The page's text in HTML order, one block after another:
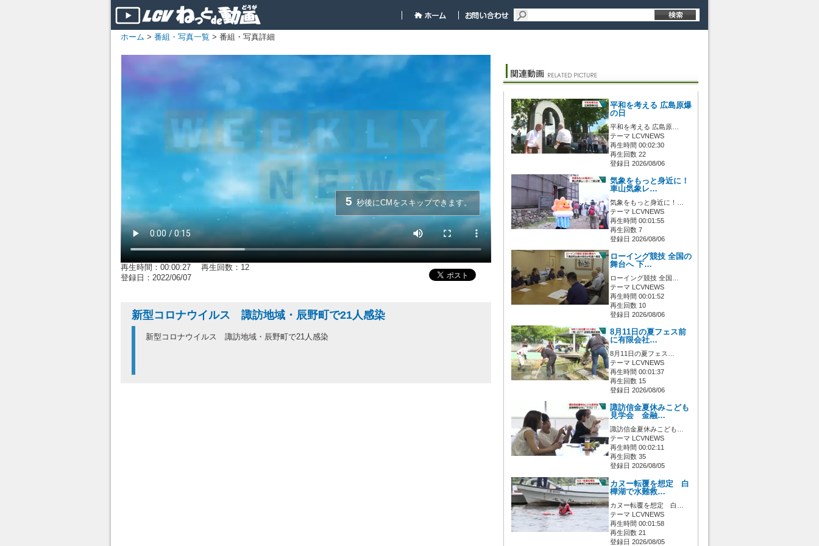
ホーム > 番組・写真一覧 > 番組・写真詳細
5 秒後にCMをスキップできます。
再生時間：00:00:27 再生回数：12
登録日：2022/06/07
新型コロナウイルス 諏訪地域・辰野町で21人感染
新型コロナウイルス 諏訪地域・辰野町で21人感染
平和を考える 広島原爆
の日
平和を考える 広島原…
テーマ LCVNEWS
再生時間 00:02:30
再生回数 22
登録日 2026/08/06
気象をもっと身近に！
車山気象レ…
気象をもっと身近に！…
テーマ LCVNEWS
再生時間 00:01:55
再生回数 7
登録日 2026/08/06
ローイング競技 全国の
舞台へ 下…
ローイング競技 全国…
テーマ LCVNEWS
再生時間 00:01:52
再生回数 10
登録日 2026/08/06
8月11日の夏フェス前
に有限会社…
8月11日の夏フェス…
テーマ LCVNEWS
再生時間 00:01:37
再生回数 15
登録日 2026/08/06
諏訪信金夏休みこども
見学会 金融…
諏訪信金夏休みこども…
テーマ LCVNEWS
再生時間 00:02:11
再生回数 35
登録日 2026/08/05
カヌー転覆を想定 白
樺湖で水難救…
カヌー転覆を想定 白…
テーマ LCVNEWS
再生時間 00:01:58
再生回数 21
登録日 2026/08/05